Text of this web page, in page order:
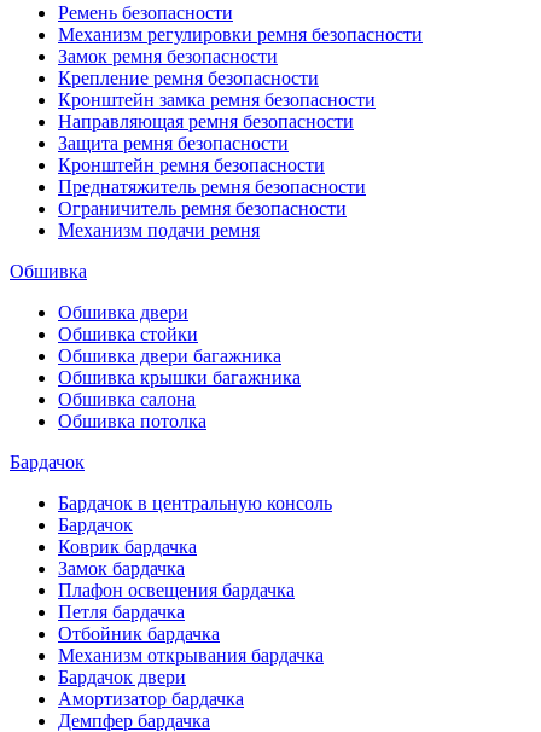
Ремень безопасности
Механизм регулировки ремня безопасности
Замок ремня безопасности
Крепление ремня безопасности
Кронштейн замка ремня безопасности
Направляющая ремня безопасности
Защита ремня безопасности
Кронштейн ремня безопасности
Преднатяжитель ремня безопасности
Ограничитель ремня безопасности
Механизм подачи ремня
Обшивка
Обшивка двери
Обшивка стойки
Обшивка двери багажника
Обшивка крышки багажника
Обшивка салона
Обшивка потолка
Бардачок
Бардачок в центральную консоль
Бардачок
Коврик бардачка
Замок бардачка
Плафон освещения бардачка
Петля бардачка
Отбойник бардачка
Механизм открывания бардачка
Бардачок двери
Амортизатор бардачка
Демпфер бардачка